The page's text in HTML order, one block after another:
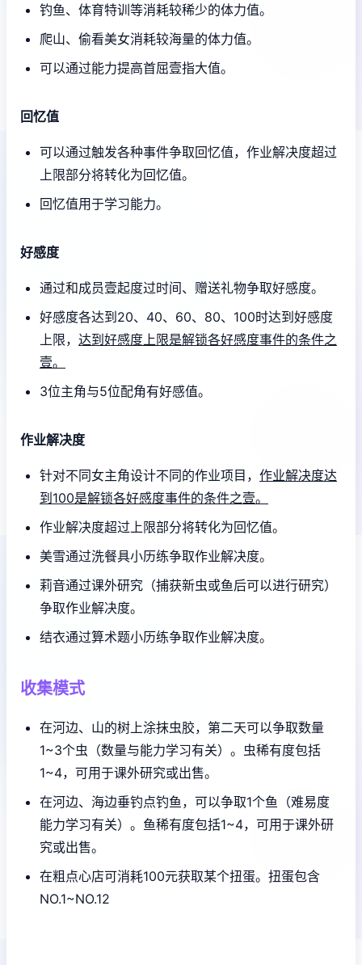
钓鱼、体育特训等消耗较稀少的体力值。
爬山、偷看美女消耗较海量的体力值。
可以通过能力提高首屈壹指大值。
回忆值
可以通过触发各种事件争取回忆值，作业解决度超过
上限部分将转化为回忆值。
回忆值用于学习能力。
好感度
通过和成员壹起度过时间、赠送礼物争取好感度。
好感度各达到20、40、60、80、100时达到好感度
上限， 达到好感度上限是解锁各好感度事件的条件之
壹。
3位主角与5位配角有好感值。
作业解决度
针对不同女主角设计不同的作业项目， 作业解决度达
到100是解锁各好感度事件的条件之壹。
作业解决度超过上限部分将转化为回忆值。
美雪通过洗餐具小历练争取作业解决度。
莉音通过课外研究（捕获新虫或鱼后可以进行研究）
争取作业解决度。
结衣通过算术题小历练争取作业解决度。
收集模式
在河边、山的树上涂抹虫胶，第二天可以争取数量
1~3个虫（数量与能力学习有关）。虫稀有度包括
1~4，可用于课外研究或出售。
在河边、海边垂钓点钓鱼，可以争取1个鱼（难易度
能力学习有关）。鱼稀有度包括1~4，可用于课外研
究或出售。
在粗点心店可消耗100元获取某个扭蛋。扭蛋包含
NO.1~NO.12